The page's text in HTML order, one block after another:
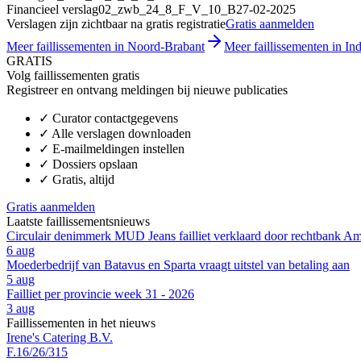
Financieel verslag02_zwb_24_8_F_V_10_B27-02-2025
Verslagen zijn zichtbaar na gratis registratieGratis aanmelden
Meer faillissementen in Noord-Brabant
Meer faillissementen in
GRATIS
Volg faillissementen gratis
Registreer en ontvang meldingen bij nieuwe publicaties
✓ Curator contactgegevens
✓ Alle verslagen downloaden
✓ E-mailmeldingen instellen
✓ Dossiers opslaan
✓ Gratis, altijd
Gratis aanmelden
Laatste faillissementsnieuws
Circulair denimmerk MUD Jeans failliet verklaard door rechtbank
6 aug
Moederbedrijf van Batavus en Sparta vraagt uitstel van betaling aan
5 aug
Failliet per provincie week 31 - 2026
3 aug
Faillissementen in het nieuws
Irene's Catering B.V.
F.16/26/315